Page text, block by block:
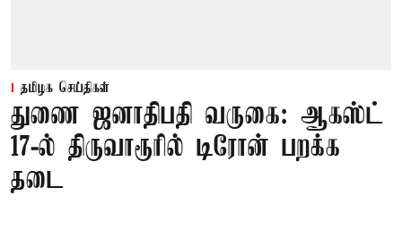
தமிழக செய்திகள்
துணை ஜனாதிபதி வருகை: ஆகஸ்ட்
17-ல் திருவாரூரில் டிரோன் பறக்க
தடை